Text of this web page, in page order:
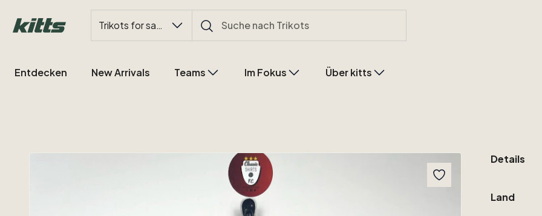
Trikots for sale
Entdecken New Arrivals Teams Im Fokus Über kitts
Details
Land